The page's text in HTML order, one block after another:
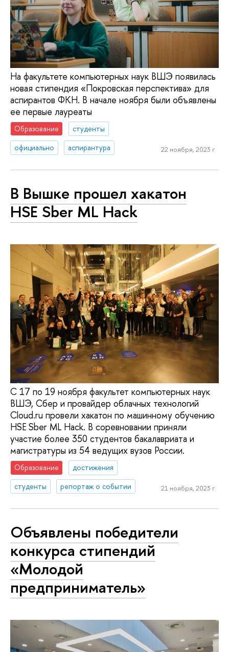
На факультете компьютерных наук ВШЭ появилась
новая стипендия «Покровская перспектива» для
аспирантов ФКН. В начале ноября были объявлены
ее первые лауреаты
Образование
студенты
официально
аспирантура 22 ноября, 2023 г.
В Вышке прошел хакатон
HSE Sber ML Hack
С 17 по 19 ноября факультет компьютерных наук
ВШЭ, Сбер и провайдер облачных технологий
Cloud.ru провели хакатон по машинному обучению
HSE Sber ML Hack. В соревновании приняли
участие более 350 студентов бакалавриата и
магистратуры из 54 ведущих вузов России.
Образование
достижения
студенты
репортаж о событии 21 ноября, 2023 г.
Объявлены победители
конкурса стипендий
«Молодой
предприниматель»